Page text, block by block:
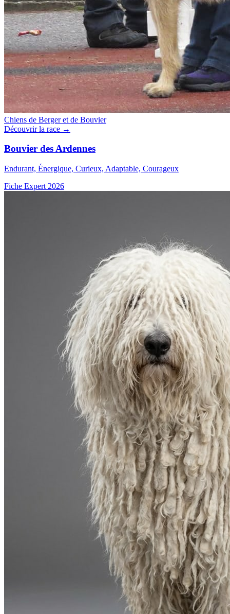
Chiens de Berger et de Bouvier
Découvrir la race →
Bouvier des Ardennes
Endurant, Énergique, Curieux, Adaptable, Courageux
Fiche Expert 2026